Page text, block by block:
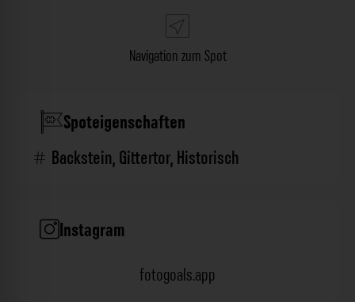
Navigation zum Spot
Spoteigenschaften
Backstein,Gittertor,Historisch
Instagram
fotogoals.app